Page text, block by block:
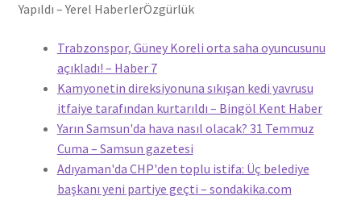
Yapıldı – Yerel HaberlerÖzgürlük
Trabzonspor, Güney Koreli orta saha oyuncusunu
açıkladı! – Haber 7
Kamyonetin direksiyonuna sıkışan kedi yavrusu
itfaiye tarafından kurtarıldı – Bingöl Kent Haber
Yarın Samsun'da hava nasıl olacak? 31 Temmuz
Cuma – Samsun gazetesi
Adıyaman'da CHP'den toplu istifa: Üç belediye
başkanı yeni partiye geçti – sondakika.com